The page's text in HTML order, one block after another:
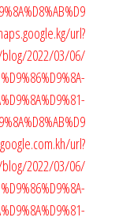
url?
blog/2022/03/06/
url?
blog/2022/03/06/